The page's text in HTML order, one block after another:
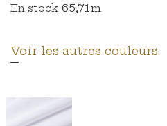
En stock 65,71m
Voir les autres couleurs.